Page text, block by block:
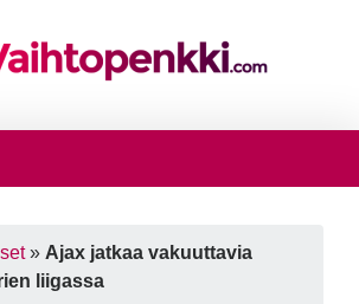
» Ajax jatkaa vakuuttavia
liigassa